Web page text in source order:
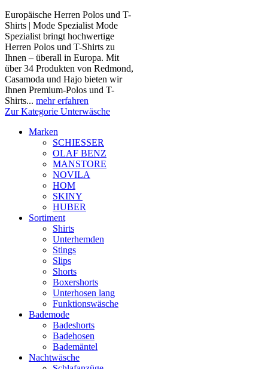
Europäische Herren Polos und T-
Shirts | Mode Spezialist Mode
Spezialist bringt hochwertige
Herren Polos und T-Shirts zu
Ihnen – überall in Europa. Mit
über 34 Produkten von Redmond,
Casamoda und Hajo bieten wir
Ihnen Premium-Polos und T-
Shirts... mehr erfahren
Zur Kategorie Unterwäsche
Marken
SCHIESSER
OLAF BENZ
MANSTORE
NOVILA
HOM
SKINY
HUBER
Sortiment
Shirts
Unterhemden
Stings
Slips
Shorts
Boxershorts
Unterhosen lang
Funktionswäsche
Bademode
Badeshorts
Badehosen
Bademäntel
Nachtwäsche